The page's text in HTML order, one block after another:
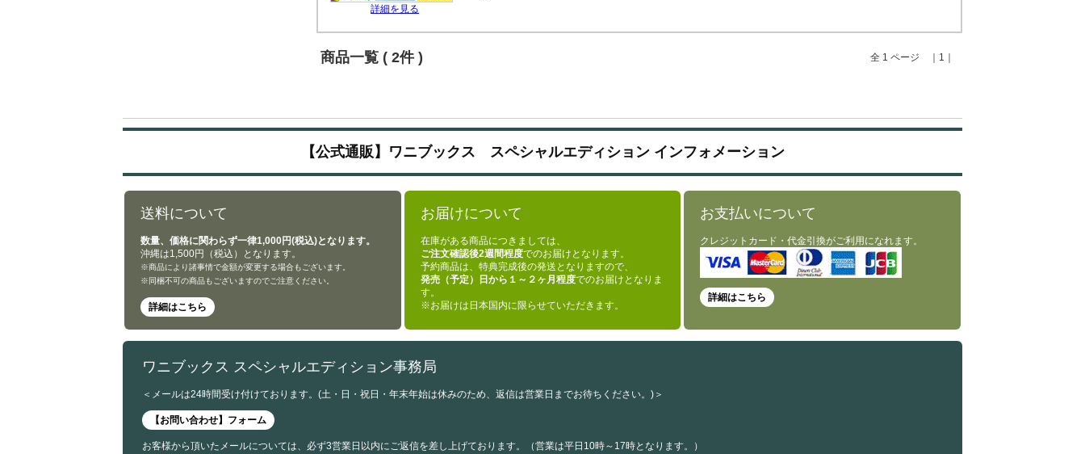
詳細を見る
商品一覧 ( 2件 ) 全 1 ページ ｜1｜
【公式通販】ワニブックス スペシャルエディション インフォメーション
送料について
数量、価格に関わらず一律1,000円(税込)となります。
沖縄は1,500円（税込）となります。
※商品により諸事情で金額が変更する場合もございます。
※同梱不可の商品もございますのでご注意ください。
詳細はこちら
お届けについて
在庫がある商品につきましては、
ご注文確認後2週間程度でのお届けとなります。
予約商品は、特典完成後の発送となりますので、
発売（予定）日から１～２ヶ月程度でのお届けとなりま
す。
※お届けは日本国内に限らせていただきます。
お支払いについて
クレジットカード・代金引換がご利用になれます。
詳細はこちら
ワニブックス スペシャルエディション事務局
＜メールは24時間受け付けております。(土・日・祝日・年末年始は休みのため、返信は営業日までお待ちください。)＞
【お問い合わせ】フォーム
お客様から頂いたメールについては、必ず3営業日以内にご返信を差し上げております。（営業は平日10時～17時となります。）